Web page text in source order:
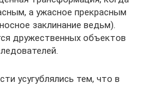
а ужасное прекрасным
заклинание ведьм).
дружественных объектов
усугублялись тем, что в